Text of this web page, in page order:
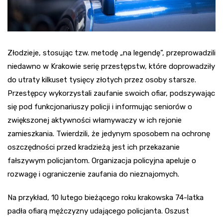
Złodzieje, stosując tzw. metodę „na legendę”, przeprowadzili
niedawno w Krakowie serię przestępstw, które doprowadziły
do utraty kilkuset tysięcy złotych przez osoby starsze.
Przestępcy wykorzystali zaufanie swoich ofiar, podszywając
się pod funkcjonariuszy policji i informując seniorów o
zwiększonej aktywności włamywaczy w ich rejonie
zamieszkania. Twierdzili, że jedynym sposobem na ochronę
oszczędności przed kradzieżą jest ich przekazanie
fałszywym policjantom. Organizacja policyjna apeluje o
rozwagę i ograniczenie zaufania do nieznajomych.
Na przykład, 10 lutego bieżącego roku krakowska 74-latka
padła ofiarą mężczyzny udającego policjanta. Oszust